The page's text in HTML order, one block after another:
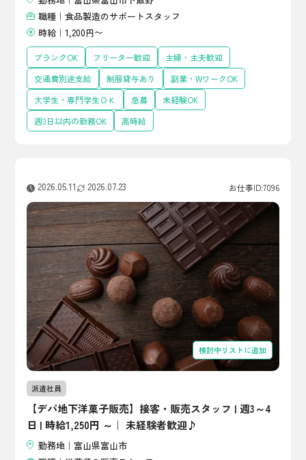
職種｜食品製造のサポートスタッフ
時給｜1,200円〜
ブランクOK フリーター歓迎
主婦・主夫歓迎
交通費別途支給
制服貸与あり
副業・WワークOK
大学生・専門学生ＯＫ
急募
未経験OK
週3日以内の勤務OK
高時給
2026.05.11 2026.07.23 お仕事ID:7096
検討中リストに追加
派遣社員
【デパ地下洋菓子販売】接客・販売スタッフ | 週3～4
日 | 時給1,250円 ～｜ 未経験者歓迎♪
勤務地｜富山県富山市